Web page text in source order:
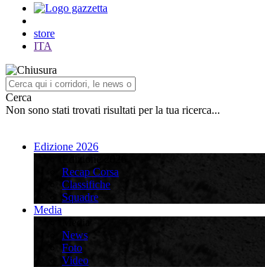
store
ITA
Cerca
Non sono stati trovati risultati per la tua ricerca...
Edizione 2026
Recap Corsa
Classifiche
Squadre
Media
News
Foto
Video